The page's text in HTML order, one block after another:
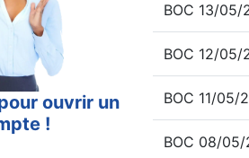
ouvrir un
!
BOC 13/05/
BOC 12/05/
BOC 11/05/
BOC 08/